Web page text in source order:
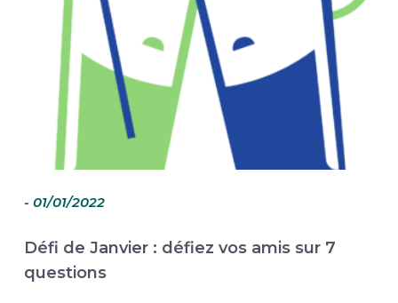
- 01/01/2022
Défi de Janvier : défiez vos amis sur 7
questions